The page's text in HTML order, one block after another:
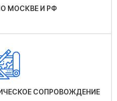
МОСКВЕ И РФ
СОПРОВОЖДЕНИЕ